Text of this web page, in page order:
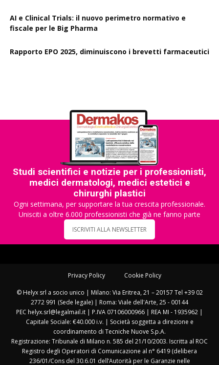
AI e Clinical Trials: il nuovo perimetro normativo e
fiscale per le Big Pharma
Rapporto EPO 2025, diminuiscono i brevetti farmaceutici
Studi scientifici e notizie per i professionisti,
medici dermatologi, medici estetici e
chirurghi plastici
Ogni settimana, per supportare la tua crescita professionale.
Unisciti a oltre 6.000 professionisti che già ne fanno parte
ISCRIVITI ALLA NEWSLETTER
Privacy Policy Cookie Policy
© Helyx srl a socio unico | Milano: Via Eritrea, 21 – 20157 Tel +39 02
2772 991 (Sede legale) | Roma: Viale dell'Arte, 25 - 00144
PEC helyx.srl@legalmail.it | P.IVA 07106000966 | REA MI - 1935962 |
Capitale Sociale: €40.000 i.v. | Società soggetta a direzione e
coordinamento di Tecniche Nuove S.p.A.
Registrazione: Tribunale di Milano n. 585 del 21/10/2003. Iscritta al ROC
Registro degli Operatori di Comunicazione al n° 6419 (delibera
236/01/Cons del 30.6.01 dell’Autorità per le Garanzie nelle